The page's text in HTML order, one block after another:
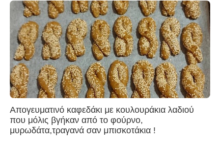
Απογευματινό καφεδάκι με κουλουράκια λαδιού
που μόλις βγήκαν από το φούρνο,
μυρωδάτα,τραγανά σαν μπισκοτάκια !